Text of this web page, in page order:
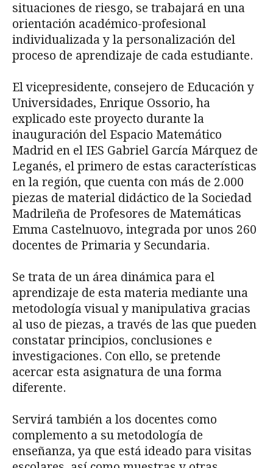
situaciones de riesgo, se trabajará en una
orientación académico-profesional
individualizada y la personalización del
proceso de aprendizaje de cada estudiante.
El vicepresidente, consejero de Educación y
Universidades, Enrique Ossorio, ha
explicado este proyecto durante la
inauguración del Espacio Matemático
Madrid en el IES Gabriel García Márquez de
Leganés, el primero de estas características
en la región, que cuenta con más de 2.000
piezas de material didáctico de la Sociedad
Madrileña de Profesores de Matemáticas
Emma Castelnuovo, integrada por unos 260
docentes de Primaria y Secundaria.
Se trata de un área dinámica para el
aprendizaje de esta materia mediante una
metodología visual y manipulativa gracias
al uso de piezas, a través de las que pueden
constatar principios, conclusiones e
investigaciones. Con ello, se pretende
acercar esta asignatura de una forma
diferente.
Servirá también a los docentes como
complemento a su metodología de
enseñanza, ya que está ideado para visitas